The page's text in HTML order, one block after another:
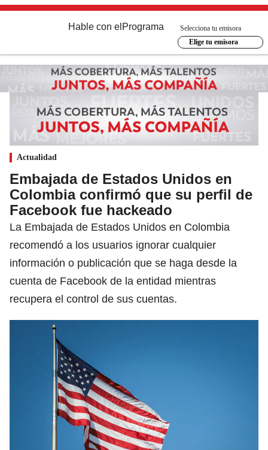
Hable con el Programa
Selecciona tu emisora
Elige tu emisora
Actualidad
Embajada de Estados Unidos en
Colombia confirmó que su perfil de
Facebook fue hackeado
La Embajada de Estados Unidos en Colombia
recomendó a los usuarios ignorar cualquier
información o publicación que se haga desde la
cuenta de Facebook de la entidad mientras
recupera el control de sus cuentas.